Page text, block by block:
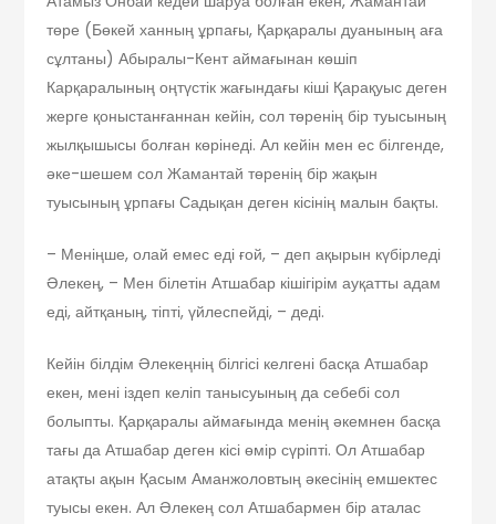
төре (Бөкей ханның ұрпағы, Қарқаралы дуанының аға
сұлтаны) Абыралы-Кент аймағынан көшіп
Карқаралының оңтүстік жағындағы кіші Қарақуыс деген
жерге қоныстанғаннан кейін, сол төренің бір туысының
жылқышысы болған көрінеді. Ал кейін мен ес білгенде,
әке-шешем сол Жамантай төренің бір жақын
туысының ұрпағы Садықан деген кісінің малын бақты.
– Меніңше, олай емес еді ғой, – деп ақырын күбірледі
Әлекең, – Мен білетін Атшабар кішігірім ауқатты адам
еді, айтқаның, тіпті, үйлеспейді, – деді.
Кейін білдім Әлекеңнің білгісі келгені басқа Атшабар
екен, мені іздеп келіп танысуының да себебі сол
болыпты. Қарқаралы аймағында менің әкемнен басқа
тағы да Атшабар деген кісі өмір сүріпті. Ол Атшабар
атақты ақын Қасым Аманжоловтың әкесінің емшектес
туысы екен. Ал Әлекең сол Атшабармен бір аталас